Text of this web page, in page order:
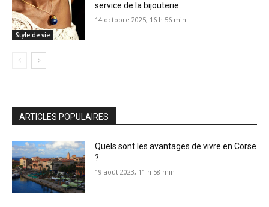
Style de vie
service de la bijouterie
14 octobre 2025, 16 h 56 min
ARTICLES POPULAIRES
Quels sont les avantages de vivre en Corse
?
19 août 2023, 11 h 58 min